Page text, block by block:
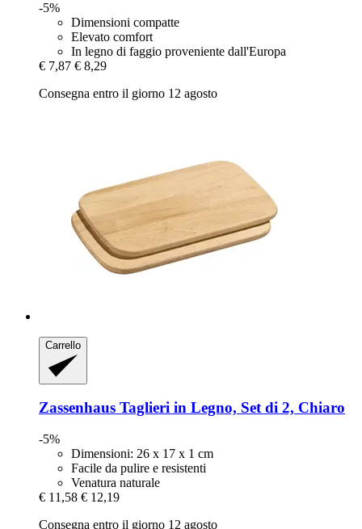
-5%
Dimensioni compatte
Elevato comfort
In legno di faggio proveniente dall'Europa
€ 7,87 € 8,29
Consegna entro il giorno 12 agosto
Carrello
Zassenhaus Taglieri in Legno, Set di 2, Chiaro
-5%
Dimensioni: 26 x 17 x 1 cm
Facile da pulire e resistenti
Venatura naturale
€ 11,58 € 12,19
Consegna entro il giorno 12 agosto